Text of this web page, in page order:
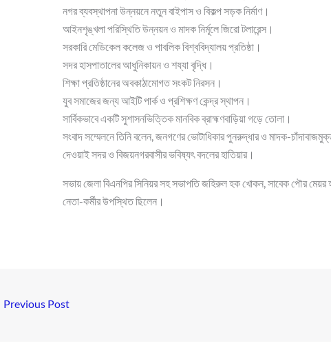
নগর ব্যবস্থাপনা উন্নয়নে নতুন বাইপাস ও বিকল্প সড়ক নির্মাণ।
আইনশৃঙ্খলা পরিস্থিতি উন্নয়ন ও মাদক নির্মূলে জিরো টলারেন্স।
সরকারি মেডিকেল কলেজ ও পাবলিক বিশ্ববিদ্যালয় প্রতিষ্ঠা।
সদর হাসপাতালের আধুনিকায়ন ও শয্যা বৃদ্ধি।
শিক্ষা প্রতিষ্ঠানের অবকাঠামোগত সংকট নিরসন।
যুব সমাজের জন্য আইটি পার্ক ও প্রশিক্ষণ কেন্দ্র স্থাপন।
সার্বিকভাবে একটি সুশাসনভিত্তিক মানবিক ব্রাহ্মণবাড়িয়া গড়ে তোলা।
সংবাদ সম্মেলনে তিনি বলেন, জনগণের ভোটাধিকার পুনরুদ্ধার ও মাদক-
দেওয়াই সদর ও বিজয়নগরবাসীর ভবিষ্যৎ বদলের হাতিয়ার।
সভায় জেলা বিএনপির সিনিয়র সহ সভাপতি জহিরুল হক খোকন, সাবেক পৌর
নেতা-কর্মীর উপস্থিত ছিলেন।
Previous Post